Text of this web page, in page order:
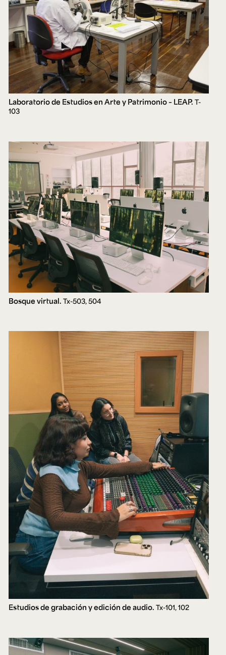
Laboratorio de Estudios en Arte y Patrimonio – LEAP. T-
103
Bosque virtual. Tx-503, 504
Estudios de grabación y edición de audio. Tx-101, 102